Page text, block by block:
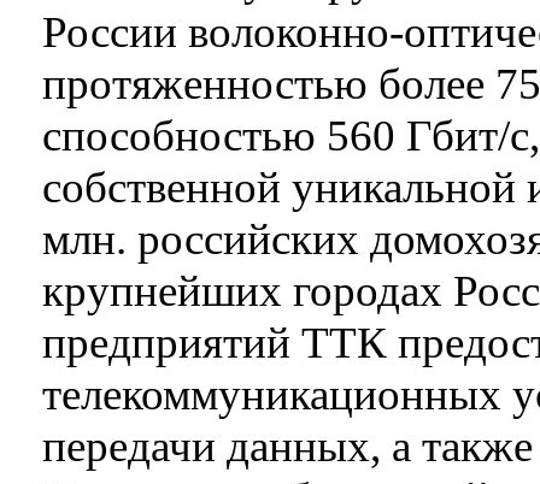
России волоконно-
протяженностью более
способностью 560 Гбит/
собственной уникальной
млн. российских
крупнейших городах
предприятий ТТК
телекоммуникационных
передачи данных, а